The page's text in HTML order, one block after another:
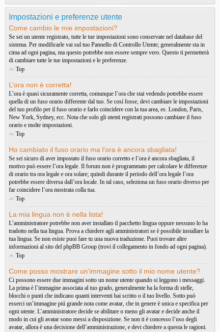
Impostazioni e preferenze utente
Come cambio le mie impostazioni?
Se sei un utente registrato, tutte le tue impostazioni sono conservate nel database del
sistema. Per modificarle vai sul tuo Pannello di Controllo Utente; generalmente sta in
cima ad ogni pagina, ma questo potrebbe non essere sempre vero. Questo ti permetterà
di cambiare tutte le tue impostazioni e le preferenze.
Top
L’ora non è corretta!
L’ora è quasi sicuramente corretta, comunque l’ora che stai vedendo potrebbe essere
quella di un fuso orario differente dal tuo. Se cosí fosse, devi cambiare le impostazioni
del tuo profilo per il fuso orario e farlo coincidere con la tua area, es. London, Paris,
New York, Sydney, ecc. Nota che solo gli utenti registrati possono cambiare il fuso
orario e molte impostazioni.
Top
Ho cambiato il fuso orario ma l’ora è ancora sbagliata!
Se sei sicuro di aver impostato il fuso orario corretto e l’ora è ancora sbagliata, il
motivo può essere l’ora legale. Il forum non è programmato per calcolare le differenze
di orario tra ora legale e ora solare; quindi durante il periodo dell’ora legale l’ora
potrebbe essere diversa dall’ora locale. In tal caso, seleziona un fuso orario diverso per
far coincidere l’ora mostrata colla tua.
Top
La mia lingua non è nella lista!
L’amministratore potrebbe non aver installato il pacchetto lingua oppure nessuno lo ha
tradotto nella tua lingua. Prova a chiedere agli amministratori se è possibile installare la
tua lingua. Se non esiste puoi fare tu una nuova traduzione. Puoi trovare altre
informazioni al sito del phpBB Group (trovi il collegamento in fondo ad ogni pagina).
Top
Come posso mostrare un’immagine sotto il mio nome utente?
Ci possono essere due immagini sotto un nome utente quando si leggono i messaggi.
La prima è l’immagine associata al tuo grado, generalmente ha la forma di stelle,
blocchi o punti che indicano quanti interventi hai scritto o il tuo livello. Sotto può
esserci un’immagine piú grande nota come avatar, che in genere è unica e specifica per
ogni utente. L’amministratore decide se abilitare o meno gli avatar e decide anche il
modo in cui gli avatar sono messi a disposizione. Se non ti è concesso l’uso degli
avatar, allora è una decisione dell’amministrazione, e devi chiedere a questa le ragioni.